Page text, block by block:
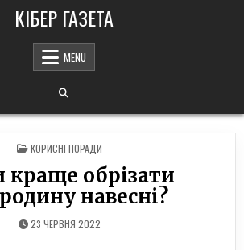
КІБЕР ГАЗЕТА
MENU
POSTED
IN
КОРИСНІ ПОРАДИ
краще обрізати
навесні?
23 ЧЕРВНЯ 2022